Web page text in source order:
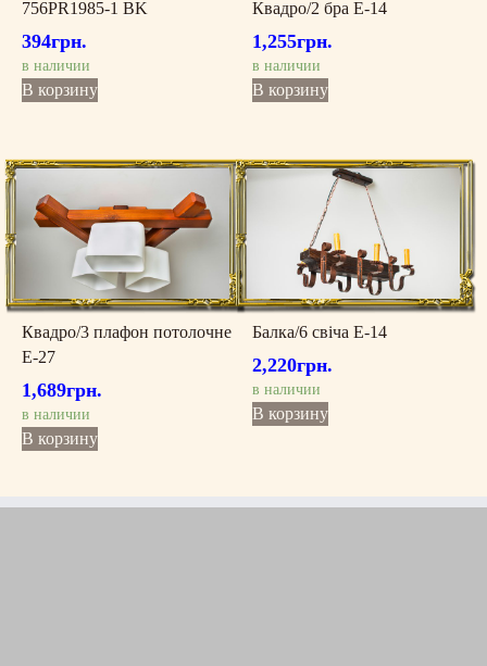
756PR1985-1 BK
394грн.
в наличии
В корзину
Квадро/2 бра Е-14
1,255грн.
в наличии
В корзину
Квадро/3 плафон потолочне
Е-27
1,689грн.
в наличии
В корзину
Балка/6 свіча Е-14
2,220грн.
в наличии
В корзину